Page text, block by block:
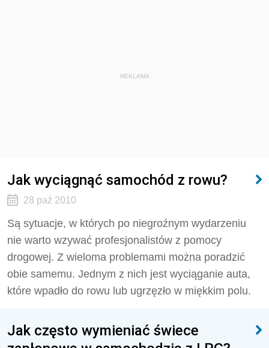
REKLAMA
Jak wyciągnąć samochód z rowu?
28 paź 2010
Są sytuacje, w których po niegroźnym wydarzeniu
nie warto wzywać profesjonalistów z pomocy
drogowej. Z wieloma problemami można poradzić
obie samemu. Jednym z nich jest wyciąganie auta,
które wpadło do rowu lub ugrzęzło w miękkim polu.
Jak często wymieniać świece